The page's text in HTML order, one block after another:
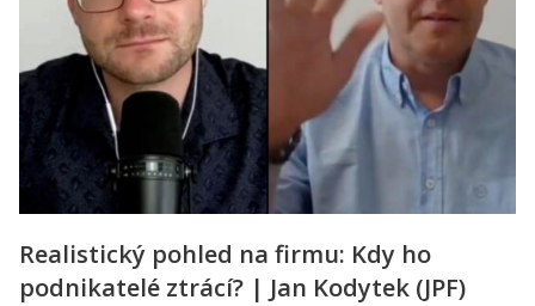
Realistický pohled na firmu: Kdy ho
podnikatelé ztrácí? | Jan Kodytek (JPF)